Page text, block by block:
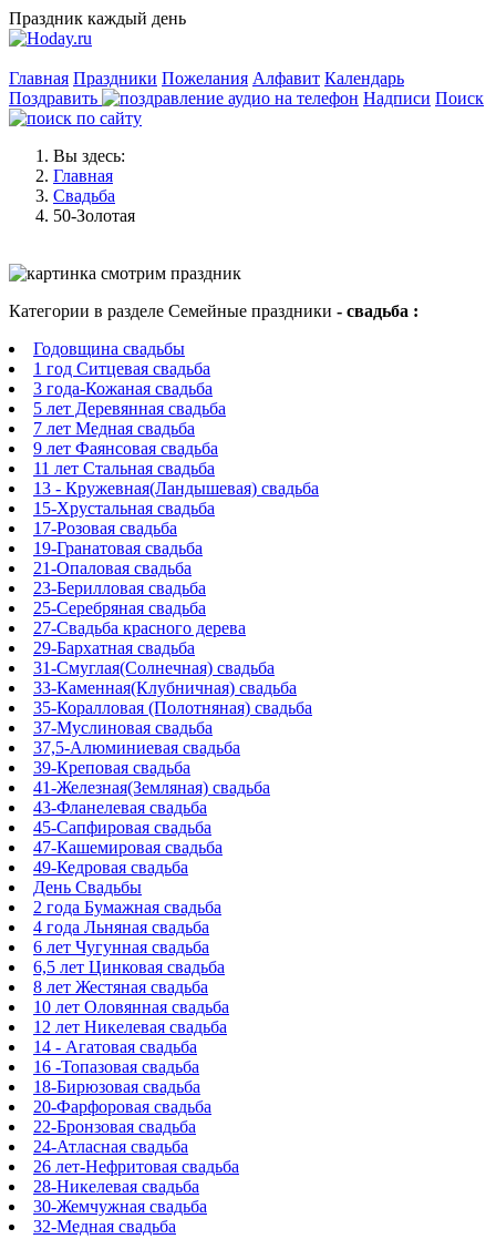
Праздник каждый день
Главная Праздники Пожелания Алфавит Календарь
Поздравить
Надписи Поиск
Вы здесь:
Главная
Свадьба
50-Золотая
Категории в разделе Семейные праздники - свадьба :
Годовщина свадьбы
1 год Ситцевая свадьба
3 года-Кожаная свадьба
5 лет Деревянная свадьба
7 лет Медная свадьба
9 лет Фаянсовая свадьба
11 лет Стальная свадьба
13 - Кружевная(Ландышевая) свадьба
15-Хрустальная свадьба
17-Розовая свадьба
19-Гранатовая свадьба
21-Опаловая свадьба
23-Берилловая свадьба
25-Серебряная свадьба
27-Свадьба красного дерева
29-Бархатная свадьба
31-Смуглая(Солнечная) свадьба
33-Каменная(Клубничная) свадьба
35-Коралловая (Полотняная) свадьба
37-Муслиновая свадьба
37,5-Алюминиевая свадьба
39-Креповая свадьба
41-Железная(Земляная) свадьба
43-Фланелевая свадьба
45-Сапфировая свадьба
47-Кашемировая свадьба
49-Кедровая свадьба
День Свадьбы
2 года Бумажная свадьба
4 года Льняная свадьба
6 лет Чугунная свадьба
6,5 лет Цинковая свадьба
8 лет Жестяная свадьба
10 лет Оловянная свадьба
12 лет Никелевая свадьба
14 - Агатовая свадьба
16 -Топазовая свадьба
18-Бирюзовая свадьба
20-Фарфоровая свадьба
22-Бронзовая свадьба
24-Атласная свадьба
26 лет-Нефритовая свадьба
28-Никелевая свадьба
30-Жемчужная свадьба
32-Медная свадьба